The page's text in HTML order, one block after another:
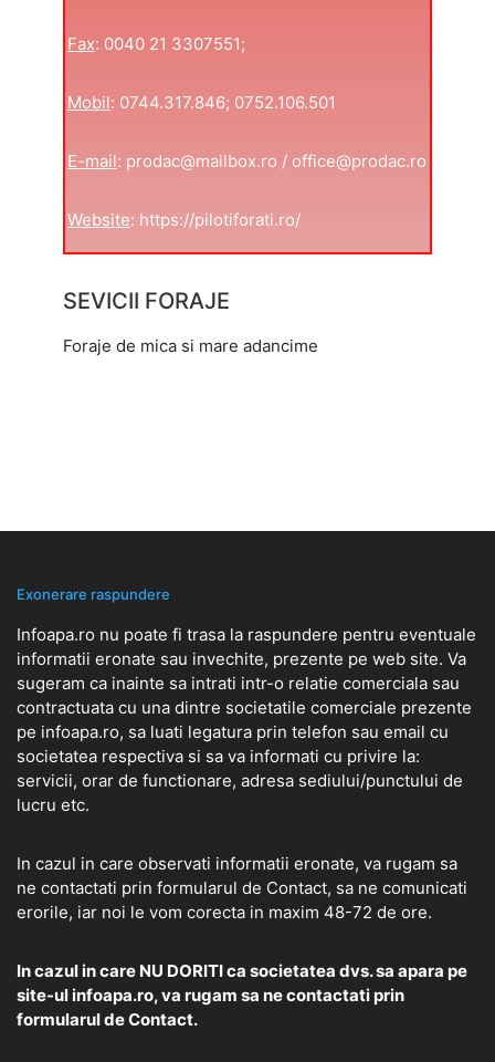
Fax: 0040 21 3307551;
Mobil: 0744.317.846; 0752.106.501
E-mail: prodac@mailbox.ro / office@prodac.ro
Website: https://pilotiforati.ro/
SEVICII FORAJE
Foraje de mica si mare adancime
Exonerare raspundere
Infoapa.ro nu poate fi trasa la raspundere pentru eventuale
informatii eronate sau invechite, prezente pe web site. Va
sugeram ca inainte sa intrati intr-o relatie comerciala sau
contractuata cu una dintre societatile comerciale prezente
pe infoapa.ro, sa luati legatura prin telefon sau email cu
societatea respectiva si sa va informati cu privire la:
servicii, orar de functionare, adresa sediului/punctului de
lucru etc.
In cazul in care observati informatii eronate, va rugam sa
ne contactati prin formularul de Contact, sa ne comunicati
erorile, iar noi le vom corecta in maxim 48-72 de ore.
In cazul in care NU DORITI ca societatea dvs. sa apara pe
site-ul infoapa.ro, va rugam sa ne contactati prin
formularul deContact.